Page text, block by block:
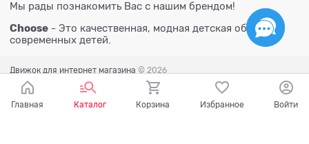
Мы рады познакомить Вас с нашим брендом!
Choose - Это качественная, модная детская обувь для
современных детей.
Движок для интернет магазина © 2026
Главная Каталог Корзина Избранное Войти